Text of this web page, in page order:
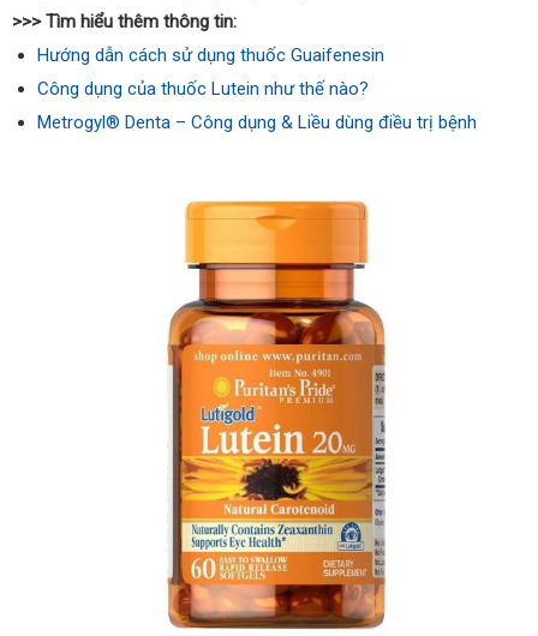
>>> Tìm hiểu thêm thông tin:
Hướng dẫn cách sử dụng thuốc Guaifenesin
Công dụng của thuốc Lutein như thế nào?
Metrogyl® Denta – Công dụng & Liều dùng điều trị bệnh